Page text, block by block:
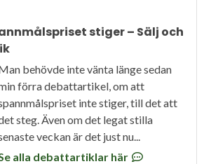
stiger – Sälj och
behövde inte vänta länge sedan
förra debattartikel, om att
inte stiger, till det att
steg. Även om det legat stilla
veckan är det just nu...
alla debattartiklar här